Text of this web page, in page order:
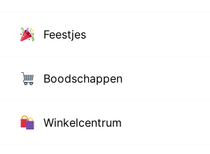
Feestjes
Boodschappen
Winkelcentrum